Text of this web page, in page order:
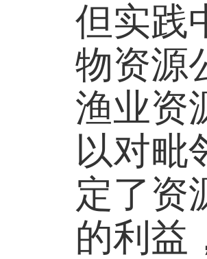
但实践
物资源
渔业资
以对毗
定了资
的利益